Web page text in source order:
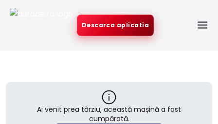
Descarca aplicatia
Ai venit prea târziu, această mașină a fost
cumpărată.